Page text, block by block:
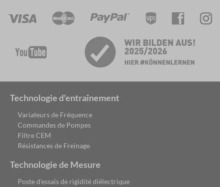
Technologie d'entraînement
Variateurs de Fréquence
Commandes de Pompes
Filtre CEM
Résistances de Freinage
Technologie de Mesure
Poste d'essais de rigidité diélectrique